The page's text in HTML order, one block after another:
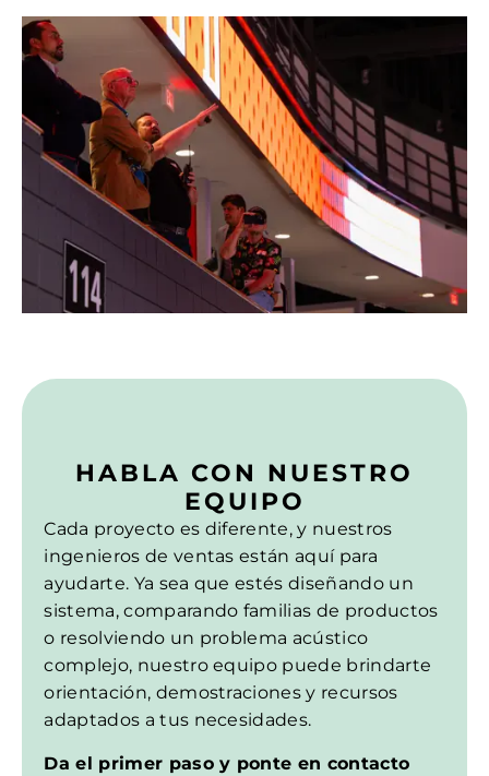
HABLA CON NUESTRO
EQUIPO
Cada proyecto es diferente, y nuestros
ingenieros de ventas están aquí para
ayudarte. Ya sea que estés diseñando un
sistema, comparando familias de productos
o resolviendo un problema acústico
complejo, nuestro equipo puede brindarte
orientación, demostraciones y recursos
adaptados a tus necesidades.
Da el primer paso y ponte en contacto